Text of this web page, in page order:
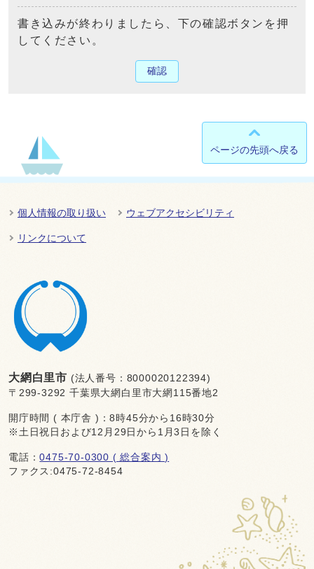
書き込みが終わりましたら、下の確認ボタンを押
してください。
確認
ページの先頭へ戻る
個人情報の取り扱い ウェブアクセシビリティ
リンクについて
大網白里市 (法人番号：8000020122394)
〒299-3292 千葉県大網白里市大網115番地2
開庁時間 ( 本庁舎 )：8時45分から16時30分
※土日祝日および12月29日から1月3日を除く
電話：0475-70-0300 ( 総合案内 )
ファクス:0475-72-8454